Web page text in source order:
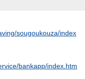
sougoukouza/index
bankapp/index.htm